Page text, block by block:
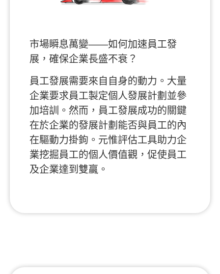
市場瞬息萬變——如何加速員工發
展，確保企業長盛不衰？
員工發展需要來自自身的動力。大量
企業要求員工製定個人發展計劃並參
加培訓。然而，員工發展成功的關鍵
在於企業的發展計劃能否與員工的內
在驅動力掛鉤。元惟評估工具助力企
業挖掘員工的個人價值觀，促使員工
及企業達到雙贏。